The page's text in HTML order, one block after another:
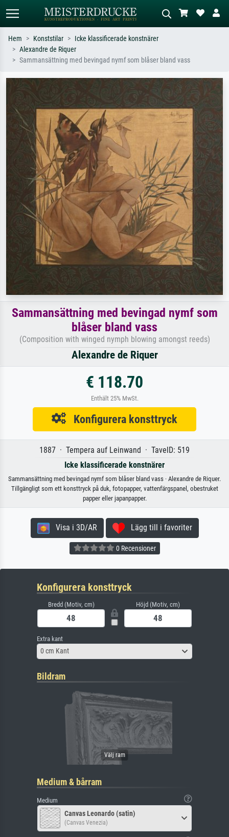
Standardsök AI-bildsökning
impressionism, Hokusai-våg, naken.
abstrakt med mycket rött, mörk
oljemålning, stående naken bredvid ett
träd.
Hem Konststilar
Icke klassificerade konstnärer
Alexandre de Riquer
Sammansättning med bevingad nymf som blåser bland vass
Sammansättning med bevingad nymf som
blåser bland vass
(Composition with winged nymph blowing amongst reeds)
Alexandre de Riquer
€ 118.70
Enthält 25% MwSt.
Konfigurera konsttryck
1887 · Tempera auf Leinwand · TavelD: 519
Icke klassificerade konstnärer
Sammansättning med bevingad nymf som blåser bland vass · Alexandre de Riquer.
Tillgängligt som ett konsttryck på duk, fotopapper, vattenfärgspanel, obestruket
papper eller japanpapper.
Visa i 3D/AR Lägg till i favoriter
0 Recensioner
Konfigurera konsttryck
Bredd (Motiv, cm) Höjd (Motiv, cm)
Extra kant
0 cm Kant
Bildram
Medium & bårram
Medium
Canvas Leonardo (satin)
(Canvas Venezia)